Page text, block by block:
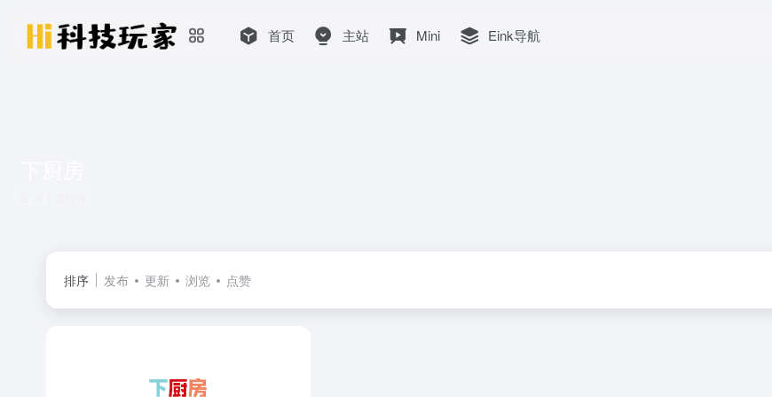
首页 主站 Mini Eink导航
排序 发布 更新 浏览 点赞